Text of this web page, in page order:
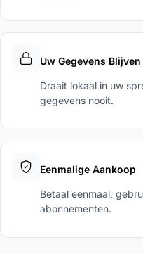
Uw Gegevens
Draait lokaal in uw
gegevens nooit.
Eenmalige Aankoop
Betaal eenmaal,
abonnementen.